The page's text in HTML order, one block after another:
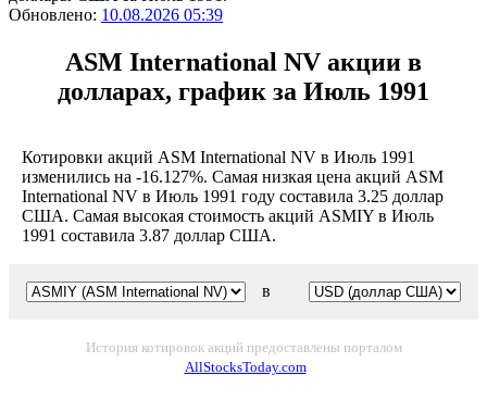
Обновлено: 10.08.2026 05:39
ASM International NV акции в
долларах, график за Июль 1991
Котировки акций ASM International NV в Июль 1991
изменились на -16.127%. Самая низкая цена акций ASM
International NV в Июль 1991 году составила 3.25 доллар
США. Самая высокая стоимость акций ASMIY в Июль
1991 составила 3.87 доллар США.
в
История котировок акций предоставлены порталом
AllStocksToday.com